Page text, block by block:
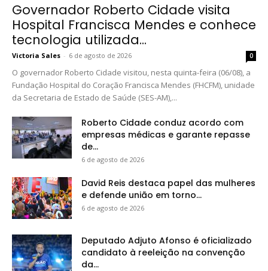
Governador Roberto Cidade visita
Hospital Francisca Mendes e conhece
tecnologia utilizada...
Victoria Sales - 6 de agosto de 2026 0
O governador Roberto Cidade visitou, nesta quinta-feira (06/08), a
Fundação Hospital do Coração Francisca Mendes (FHCFM), unidade
da Secretaria de Estado de Saúde (SES-AM),...
Roberto Cidade conduz acordo com
empresas médicas e garante repasse
de...
6 de agosto de 2026
David Reis destaca papel das mulheres
e defende união em torno...
6 de agosto de 2026
Deputado Adjuto Afonso é oficializado
candidato à reeleição na convenção
da...